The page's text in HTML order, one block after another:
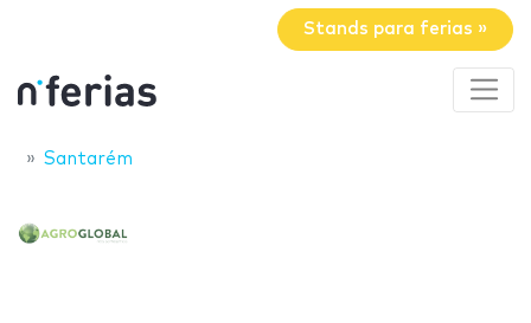
Stands para ferias »
Santarém